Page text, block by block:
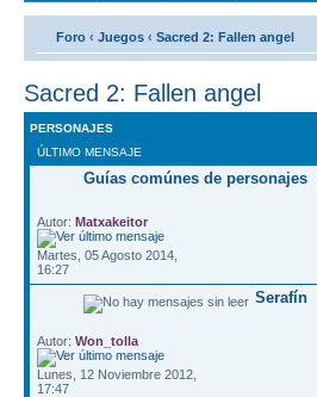
Foro ‹ Juegos ‹ Sacred 2: Fallen angel
Sacred 2: Fallen angel
PERSONAJES
ÚLTIMO MENSAJE
Guías comúnes de personajes
Autor: Matxakeitor
Martes, 05 Agosto 2014,
16:27
Serafín
Autor: Won_tolla
Lunes, 12 Noviembre 2012,
17:47